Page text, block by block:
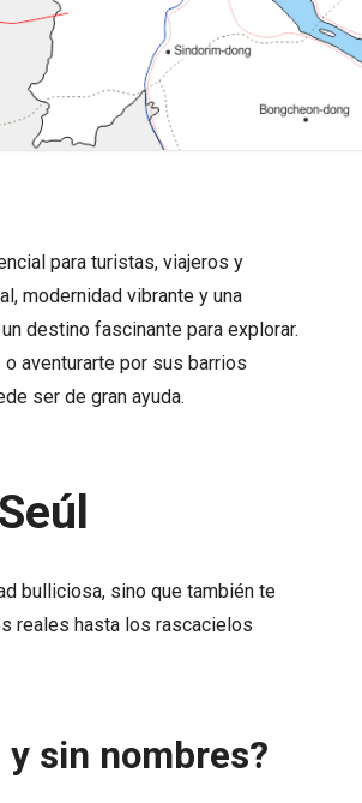
para turistas, viajeros y
modernidad vibrante y una
destino fascinante para explorar.
aventurarte por sus barrios
ser de gran ayuda.
bulliciosa, sino que también te
reales hasta los rascacielos
sin nombres?